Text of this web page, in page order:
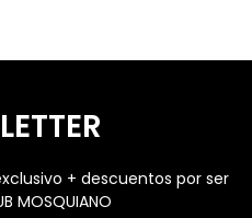
+ descuentos por ser
MOSQUIANO